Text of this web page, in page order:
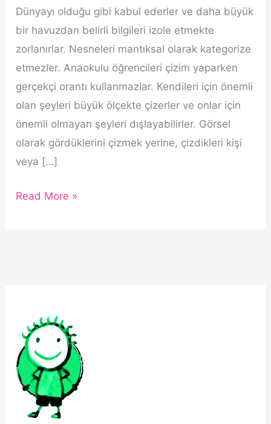
Dünyayı olduğu gibi kabul ederler ve daha büyük
bir havuzdan belirli bilgileri izole etmekte
zorlanırlar. Nesneleri mantıksal olarak kategorize
etmezler. Anaokulu öğrencileri çizim yaparken
gerçekçi orantı kullanmazlar. Kendileri için önemli
olan şeyleri büyük ölçekte çizerler ve onlar için
önemli olmayan şeyleri dışlayabilirler. Görsel
olarak gördüklerini çizmek yerine, çizdikleri kişi
veya […]
Düzce
Read More »